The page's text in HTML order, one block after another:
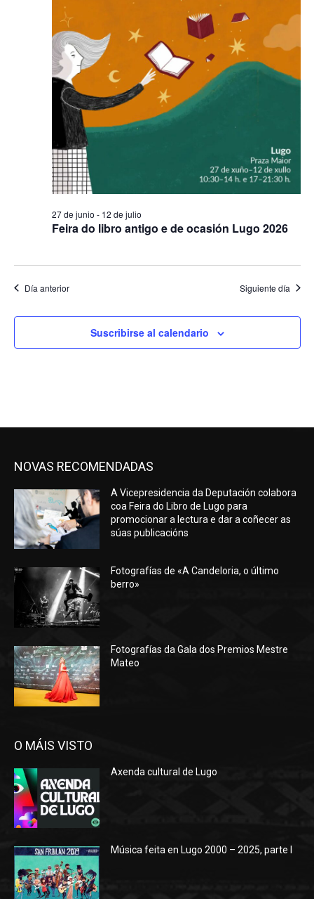
Feira do libro antigo e de ocasión Lugo 2026
27 de junio - 12 de julio
Día anterior Siguiente día
Suscribirse al calendario
NOVAS RECOMENDADAS
A Vicepresidencia da Deputación colabora
coa Feira do Libro de Lugo para
promocionar a lectura e dar a coñecer as
súas publicacións
Fotografías de «A Candeloria, o último
berro»
Fotografías da Gala dos Premios Mestre
Mateo
O MÁIS VISTO
Axenda cultural de Lugo
Música feita en Lugo 2000 – 2025, parte I